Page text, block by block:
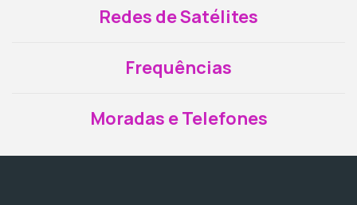
Redes de Satélites
Frequências
Moradas e Telefones